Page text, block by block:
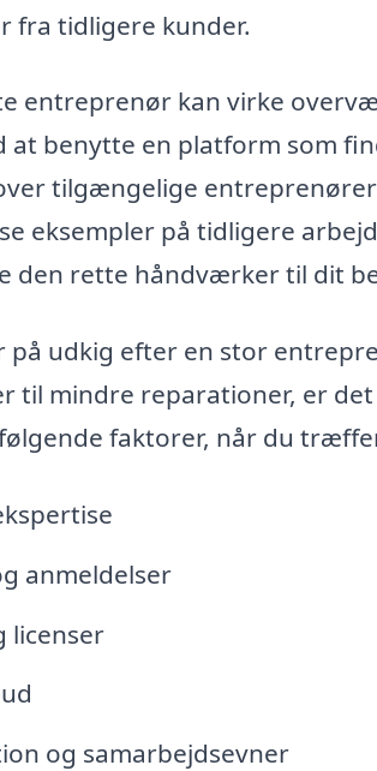
fra tidligere kunder.
entreprenør kan virke
at benytte en platform som
tilgængelige
eksempler på tidligere
den rette håndværker til dit
på udkig efter en stor
til mindre reparationer, er
faktorer, når du
anmeldelser
licenser
og samarbejdsevner